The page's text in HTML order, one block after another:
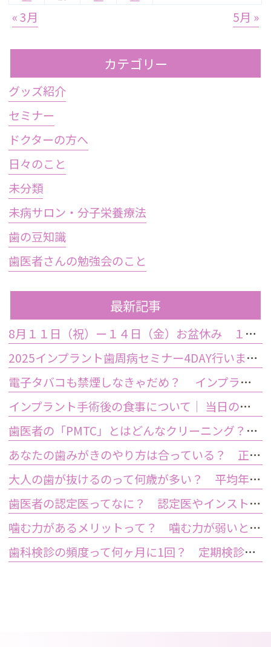
« 3月 5月 »
カテゴリー
グッズ紹介
セミナー
ドクターの方へ
日々のこと
未分類
未病サロン・分子栄養療法
歯の豆知識
歯医者さんの勉強会のこと
最新記事
8月１１日（祝）ー１４日（金）お盆休み １５日土曜日から診療しております
2025インプラント歯周病セミナー4DAY行いました
電子タバコも禁煙しなきゃだめ？ インプラント手術前後の喫煙が及ぼす影響とは？
インプラント手術後の食事について｜ 当日の注意点・いつから普通の食事ができる？
歯医者の「PMTC」とはどんなクリーニング？スケーリングとは何が違うの？
あなたの歯みがきのやり方は合っている？ 正しい歯みがき方法と間違った方法
大人の歯が抜けるのって何歳が多い？ 平均年齢と原因について
歯医者の認定医ってなに？ 認定医やインストラクターの資格を持つ歯医者のメリット
噛む力があるメリットって？ 噛む力が弱いとどうなるの？
歯科検診の頻度って何ヶ月に1回？ 定期検診って何するの？